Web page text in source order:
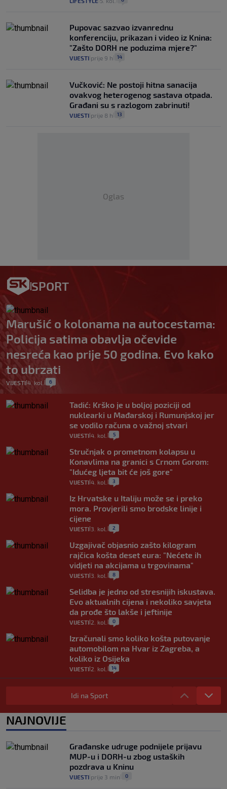
Pupovac sazvao izvanrednu
konferenciju, prikazan i video iz Knina:
"Zašto DORH ne poduzima mjere?"
VIJESTI prije 9 h 14
Vučković: Ne postoji hitna sanacija
ovakvog heterogenog sastava otpada.
Građani su s razlogom zabrinuti!
VIJESTI prije 8 h 13
Oglas
SPORT
Marušić o kolonama na autocestama:
Policija satima obavlja očevide
nesreća kao prije 50 godina. Evo kako
to ubrzati
VIJESTI 4. kol. 6
Tadić: Krško je u boljoj poziciji od
nuklearki u Mađarskoj i Rumunjskoj jer
se vodilo računa o važnoj stvari
VIJESTI 4. kol. 5
Stručnjak o prometnom kolapsu u
Konavlima na granici s Crnom Gorom:
"Idućeg ljeta bit će još gore"
VIJESTI 4. kol. 3
Iz Hrvatske u Italiju može se i preko
mora. Provjerili smo brodske linije i
cijene
VIJESTI 3. kol. 2
Uzgajivač objasnio zašto kilogram
rajčica košta deset eura: "Nećete ih
vidjeti na akcijama u trgovinama"
VIJESTI 3. kol. 8
Selidba je jedno od stresnijih iskustava.
Evo aktualnih cijena i nekoliko savjeta
da prođe što lakše i jeftinije
VIJESTI 2. kol. 0
Izračunali smo koliko košta putovanje
automobilom na Hvar iz Zagreba, a
koliko iz Osijeka
VIJESTI 2. kol. 14
"Kći je otišla na more, a zaboravila
zdravstvenu iskaznicu". Kakva su prava
pacijenata izvan mjesta prebivališta?
1
junaci naših priča budu oni koji pomažu,
a ne oni koji su pobijedili nekoga"
2
Idi na Sport
NAJNOVIJE
Građanske udruge podnijele prijavu
MUP-u i DORH-u zbog ustaških
pozdrava u Kninu
VIJESTI prije 3 min 0